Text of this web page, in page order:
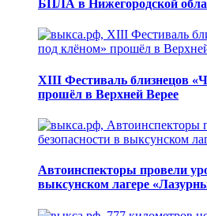
БПЛА в Нижегородской
XIII Фестиваль близнецов
прошёл в Верхней Верее
Автоинспекторы провели
выксунском лагере